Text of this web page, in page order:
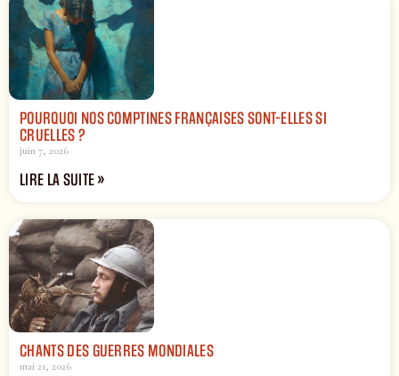
POURQUOI NOS COMPTINES FRANÇAISES SONT-ELLES SI
CRUELLES ?
juin 7, 2026
LIRE LA SUITE »
CHANTS DES GUERRES MONDIALES
mai 21, 2026